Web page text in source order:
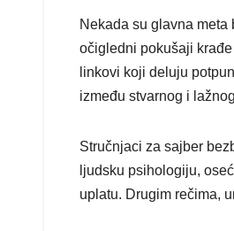
Nekada su glavna
očigledni pokušaji
linkovi koji deluju
između stvarnog i
Stručnjaci za sajber
ljudsku psihologiju,
uplatu. Drugim rečima,